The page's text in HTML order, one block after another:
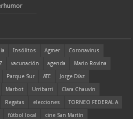
Insólitos Agmer
Coronavirus
vacunación agenda
Mario Rovina
Parque Sur ATE
Jorge Díaz
Marbot Urribarri
Clara Chauvín
Regatas elecciones
TORNEO FEDERAL A
fútbol local cine San Martín